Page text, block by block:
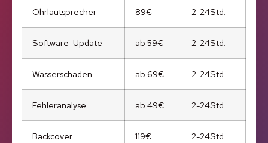
Ohrlautsprecher 89€ 2-24Std.
Software-Update ab 59€ 2-24Std.
Wasserschaden ab 69€ 2-24Std.
Fehleranalyse ab 49€ 2-24Std.
Backcover 119€ 2-24Std.